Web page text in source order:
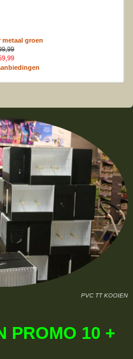
metaal groen
PVC TT KOOIEN
PROMO 10 +